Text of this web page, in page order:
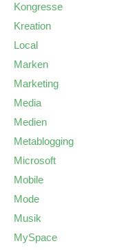
Kongresse
Kreation
Local
Marken
Marketing
Media
Medien
Metablogging
Microsoft
Mobile
Mode
Musik
MySpace